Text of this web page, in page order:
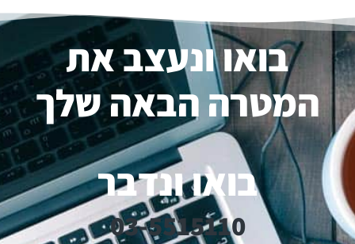
בואו ונעצב את
המטרה הבאה שלך
בואו ונדבר
03-5515110